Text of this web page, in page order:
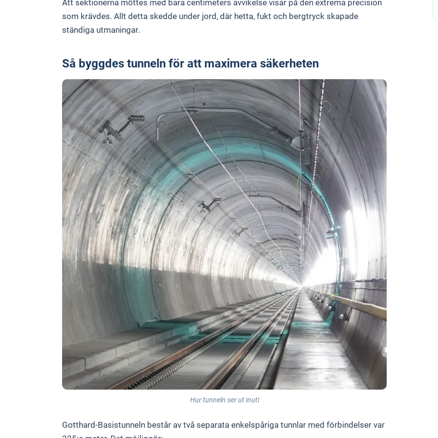
Att sektionerna möttes med bara centimeters avvikelse visar på den extrema precision
som krävdes. Allt detta skedde under jord, där hetta, fukt och bergtryck skapade
ständiga utmaningar.
Så byggdes tunneln för att maximera säkerheten
Hur tunneln ser ut inuti
Gotthard-Basistunneln består av två separata enkelspåriga tunnlar med förbindelser var